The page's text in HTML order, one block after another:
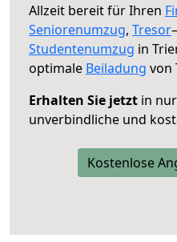
Allzeit bereit für Ihren
Seniorenumzug, Tresor
Studentenumzug in
optimale Beiladung von
Erhalten Sie jetzt in
unverbindliche und
Kostenlose